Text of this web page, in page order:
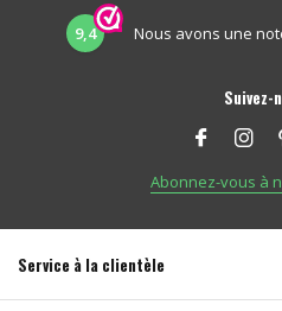
9,4 Nous avons une
Suivez-
Abonnez-vous à
Service à la clientèle